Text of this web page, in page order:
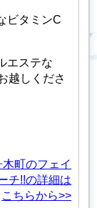
ビタミンC
エステな
越しくださ
町のフェイ
チ!!の詳細は
こちらから>>